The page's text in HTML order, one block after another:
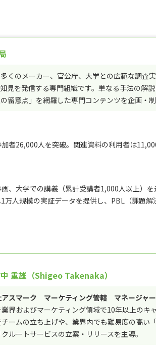
くのメーカー、官公庁、大学との広範な調査
見を発信する専門組織です。単なる手法の解
留意点」を網羅した専門コンテンツを企画・制
者26,000人を突破。関連資料の利用者は
、大学での講義（累計受講者1,000人以上）
万人規模の実証データを提供し、PBL（課題
重雄（Shigeo Takenaka）
アスマーク マーケティング管轄 マネージャー
業界およびマーケティング領域で10年以上のキ
ームの立ち上げや、業界内でも難易度の高い
クルートサービスの立案・リリースを主導。